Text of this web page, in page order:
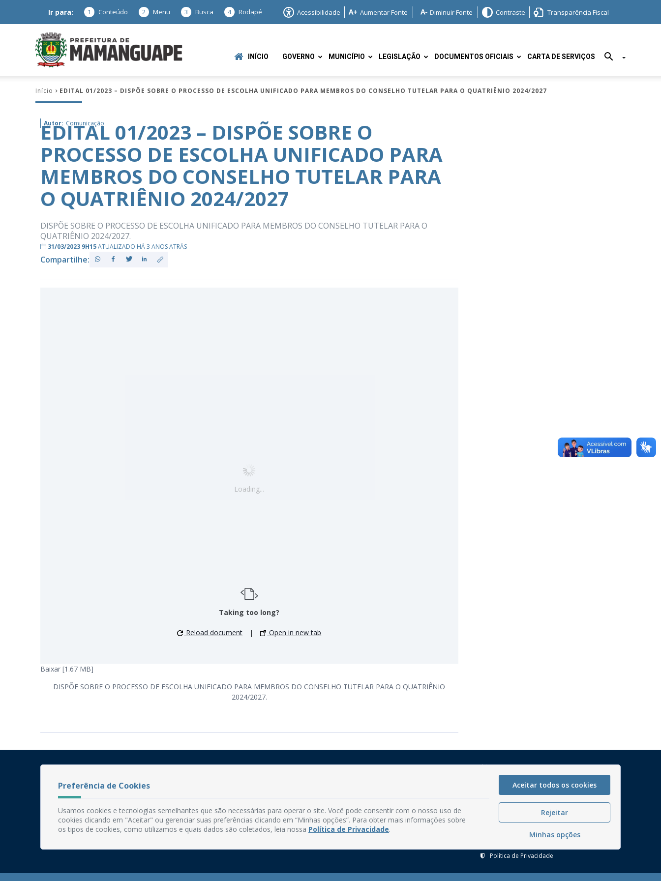
Ir para: 1 Conteúdo 2 Menu 3 Busca 4 Rodapé Acessibilidade Aumentar Fonte Diminuir Fonte Contraste Transparência Fiscal
Mamanguape
–
INÍCIO GOVERNO MUNICÍPIO LEGISLAÇÃO DOCUMENTOS OFICIAIS CARTA DE SERVIÇOS
Início EDITAL 01/2023 – DISPÕE SOBRE O PROCESSO DE ESCOLHA UNIFICADO PARA MEMBROS DO CONSELHO TUTELAR PARA O QUATRIÊNIO 2024/2027
Autor: Comunicação
EDITAL 01/2023 – DISPÕE SOBRE O
PROCESSO DE ESCOLHA UNIFICADO PARA
MEMBROS DO CONSELHO TUTELAR PARA
O QUATRIÊNIO 2024/2027
DISPÕE SOBRE O PROCESSO DE ESCOLHA UNIFICADO PARA MEMBROS DO CONSELHO TUTELAR PARA O
QUATRIÊNIO 2024/2027.
31/03/2023 9H15ATUALIZADO HÁ 3 ANOS ATRÁS
Compartilhe:
Loading...
Taking too long?
Reload document | Open in new tab
Baixar [1.67 MB]
DISPÕE SOBRE O PROCESSO DE ESCOLHA UNIFICADO PARA MEMBROS DO CONSELHO TUTELAR PARA O QUATRIÊNIO
2024/2027.
CEP: 58.280-000 - Mamanguape/PB
Fone: (83) 3292-2246
Email: comunicacao@mamanguape.pb.gov.br
Expediente: Segunda à Sexta, das 08h às 13h
Mapa do Site
Perguntas frequentes
Manual de Navegação
Serviços Internos
Política de Privacidade
Preferência de Cookies
Usamos cookies e tecnologias semelhantes que são necessárias para operar o site. Você pode consentir com o nosso uso de
cookies clicando em "Aceitar" ou gerenciar suas preferências clicando em “Minhas opções”. Para obter mais informações sobre
os tipos de cookies, como utilizamos e quais dados são coletados, leia nossa Política de Privacidade.
Aceitar todos os cookies
Rejeitar
Minhas opções